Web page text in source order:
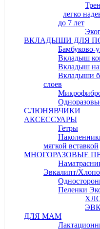
легко
до 7 лет
ВКЛАДЫШИ ДЛЯ
Бамбуково-
Вкладыш
Вкладыш
Вкладыши
слоев
СЛЮНЯВЧИКИ
АКСЕССУАРЫ
Гетры
мягкой вставкой
МНОГОРАЗОВЫЕ
Эвкалипт/
Пеленки
ДЛЯ МАМ